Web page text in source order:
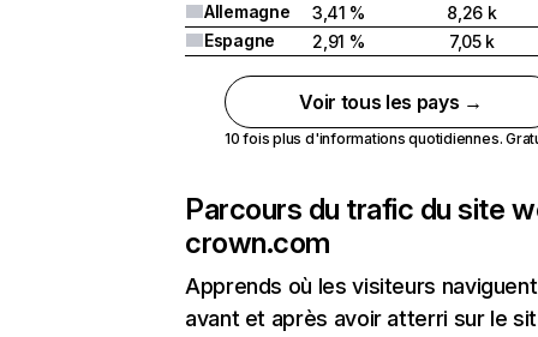
Allemagne
3,41 %
8,26 k
Espagne
2,91 % 7,05 k
Voir tous les pays →
10 fois plus d'informations quotidiennes.
Parcours du trafic du site
crown.com
Apprends où les visiteurs naviguent
avant et après avoir atterri sur le